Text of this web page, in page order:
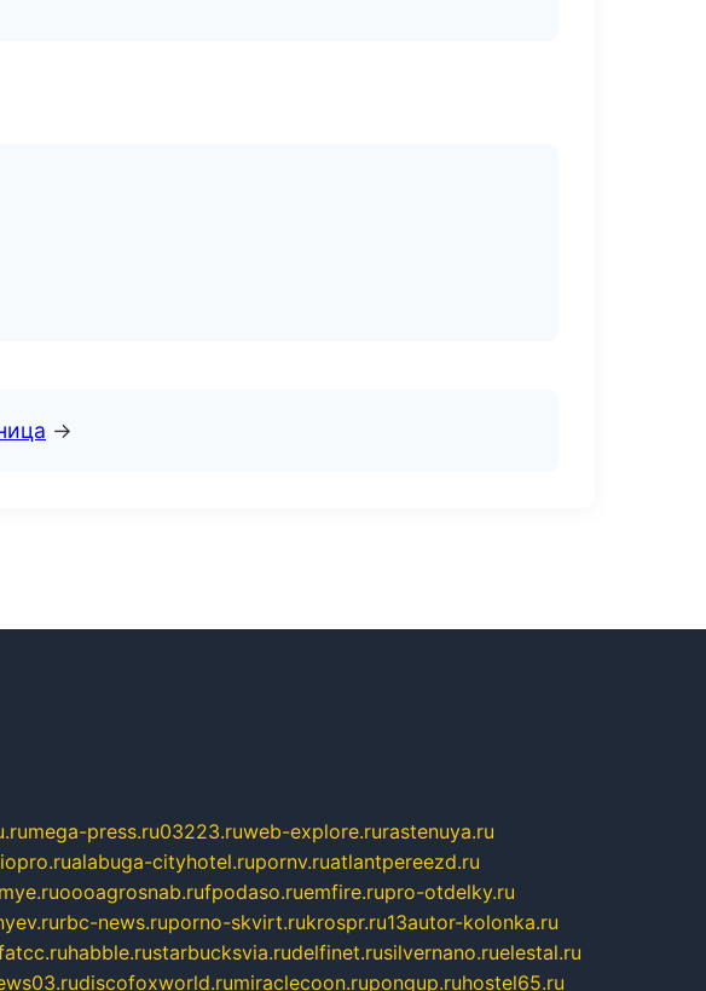
→
mega-press.ru03223.ruweb-explore.rurastenuya.ru
alabuga-cityhotel.rupornv.ruatlantpereezd.ru
oooagrosnab.rufpodaso.ruemfire.rupro-otdelky.ru
rbc-news.ruporno-skvirt.rukrospr.ru13autor-kolonka.ru
habble.rustarbucksvia.rudelfinet.rusilvernano.ruelestal.ru
discofoxworld.rumiraclecoon.rupongup.ruhostel65.ru